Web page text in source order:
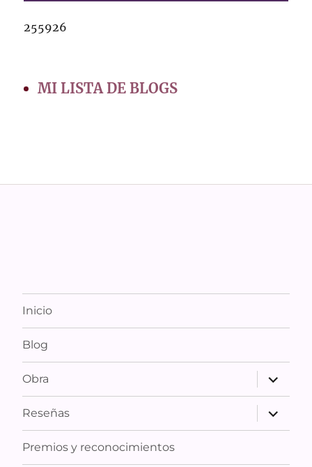
255926
MI LISTA DE BLOGS
Inicio
Blog
Obra
expande
el
menú
inferior
Reseñas
expande
el
menú
Premios y reconocimientos